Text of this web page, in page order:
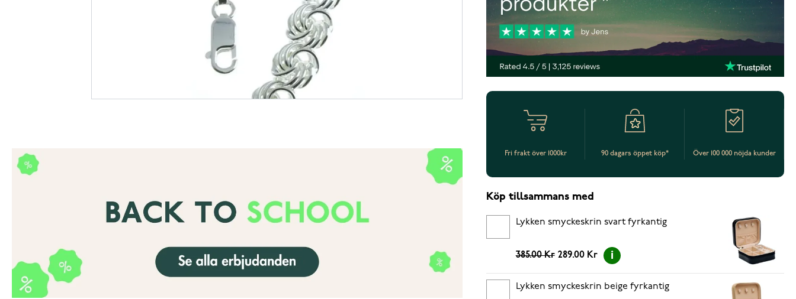
Fri frakt över 1000kr 90 dagars öppet köp* Över 100 000 nöjda kunder
Köp tillsammans med
Lykken smyckeskrin svart fyrkantig
385.00 Kr 289.00 Kr
Lykken smyckeskrin beige fyrkantig